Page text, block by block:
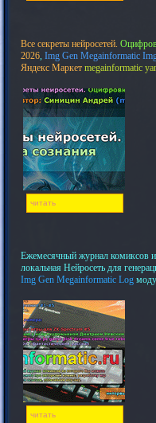
Все секреты нейросетей.
2026, Img Gen Megainformatic
Яндекс Маркет megainformatic
читать
Ежемесячный журнал комиксов
локальная Нейросеть для
Img Gen Megainformatic Log
читать